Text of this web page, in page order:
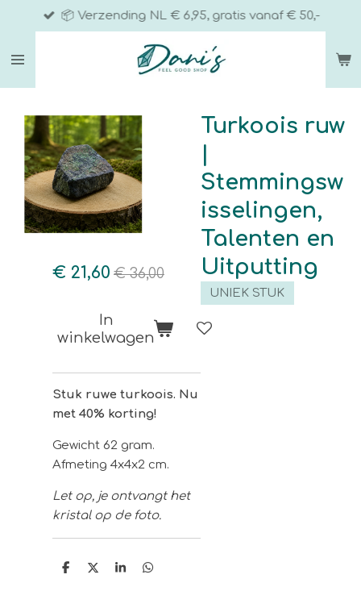
direct
naar
📦 Verzending NL € 6,95, gratis vanaf € 50,-
Turkoois ruw
Stemmingsw
isselingen,
Talenten en
Uitputting
UNIEK STUK
€ 21,60 € 36,00
In
winkelwagen
Stuk ruwe turkoois. Nu
met 40% korting!
Gewicht 62 gram.
Afmeting 4x4x2 cm.
Let op, je ontvangt het
kristal op de foto.
D
D
S
D